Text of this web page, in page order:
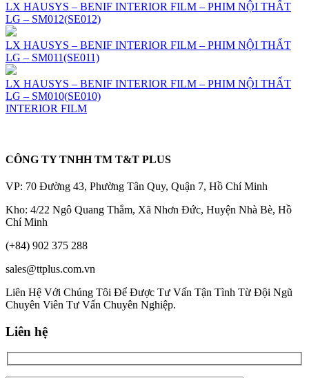
LX HAUSYS – BENIF INTERIOR FILM – PHIM NỘI THẤT
LG – SM012(SE012)
LX HAUSYS – BENIF INTERIOR FILM – PHIM NỘI THẤT
LG – SM011(SE011)
LX HAUSYS – BENIF INTERIOR FILM – PHIM NỘI THẤT
LG – SM010(SE010)
INTERIOR FILM
CÔNG TY TNHH TM T&T PLUS
VP: 70 Đường 43, Phường Tân Quy, Quận 7, Hồ Chí Minh
Kho: 4/22 Ngô Quang Thắm, Xã Nhơn Đức, Huyện Nhà Bè, Hồ
Chí Minh
(+84) 902 375 288
sales@ttplus.com.vn
Liên Hệ Với Chúng Tôi Để Được Tư Vấn Tận Tình Từ Đội Ngũ
Chuyên Viên Tư Vấn Chuyên Nghiệp.
Liên hệ